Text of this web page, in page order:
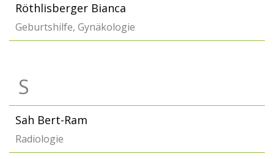
Röthlisberger Bianca
Geburtshilfe, Gynäkologie
S
Sah Bert-Ram
Radiologie